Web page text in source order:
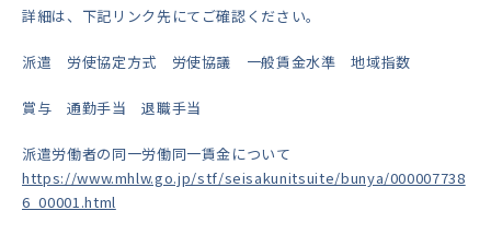
詳細は、下記リンク先にてご確認ください。
派遣 労使協定方式 労使協議 一般賃金水準 地域指数
賞与 通勤手当 退職手当
派遣労働者の同一労働同一賃金について
https://www.mhlw.go.jp/stf/seisakunitsuite/bunya/000007738
6_00001.html